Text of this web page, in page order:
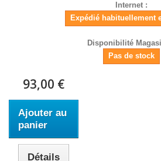
Internet :
Expédié habituellement
Disponibilité
Pas de stock
93,00 €
Ajouter au
panier
Détails